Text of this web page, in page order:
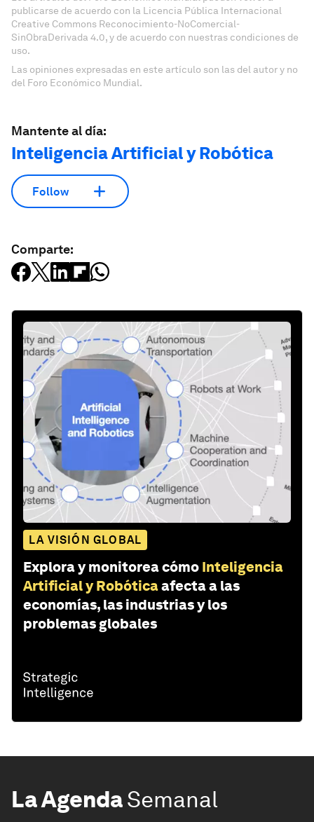
publicarse de acuerdo con la Licencia Pública Internacional
Creative Commons Reconocimiento-NoComercial-
SinObraDerivada 4.0, y de acuerdo con nuestras condiciones de
uso.
Las opiniones expresadas en este artículo son las del autor y no
del Foro Económico Mundial.
Mantente al día:
Inteligencia Artificial y Robótica
Follow
Comparte:
LA VISIÓN GLOBAL
Explora y monitorea cómo Inteligencia
Artificial y Robóticaafecta a las
economías, las industrias y los
problemas globales
La AgendaSemanal